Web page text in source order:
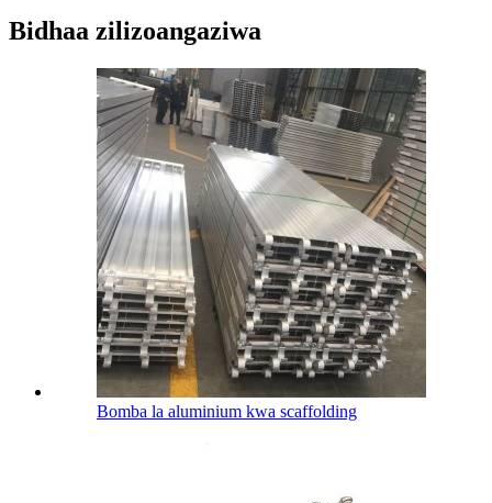
Bidhaa zilizoangaziwa
Bomba la aluminium kwa scaffolding